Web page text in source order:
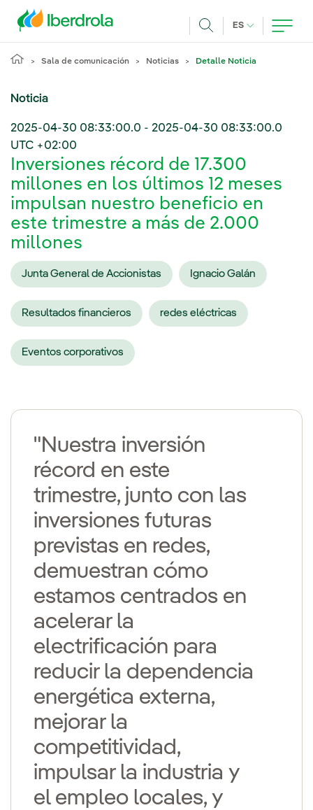
ES IDIOMA
Sala de comunicación Noticias Detalle Noticia
Noticia
2025-04-30 08:33:00.0 - 2025-04-30 08:33:00.0
UTC +02:00
Inversiones récord de 17.300
millones en los últimos 12 meses
impulsan nuestro beneficio en
este trimestre a más de 2.000
millones
Junta General de Accionistas Ignacio Galán
Resultados financieros redes eléctricas
Eventos corporativos
"Nuestra inversión
récord en este
trimestre, junto con las
inversiones futuras
previstas en redes,
demuestran cómo
estamos centrados en
acelerar la
electrificación para
reducir la dependencia
energética externa,
mejorar la
competitividad,
impulsar la industria y
el empleo locales, y